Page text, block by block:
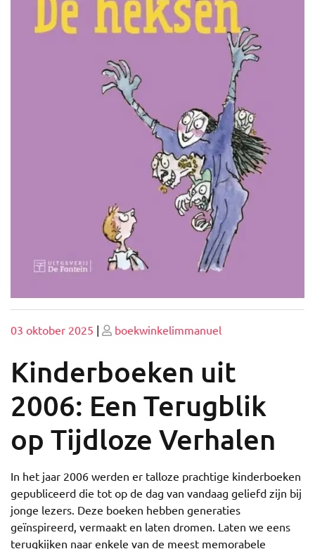
Geplaatst
03 oktober 2025 | Geplaatst
boekwinkelimmanuel
Kinderboeken uit
2006: Een Terugblik
op Tijdloze Verhalen
In het jaar 2006 werden er talloze prachtige kinderboeken
gepubliceerd die tot op de dag van vandaag geliefd zijn bij
jonge lezers. Deze boeken hebben generaties
geïnspireerd, vermaakt en laten dromen. Laten we eens
terugkijken naar enkele van de meest memorabele